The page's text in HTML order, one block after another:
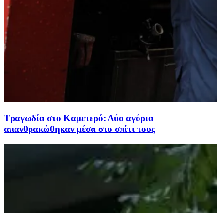
Τραγωδία στο Καμετερό: Δύο αγόρια
απανθρακώθηκαν μέσα στο σπίτι τους